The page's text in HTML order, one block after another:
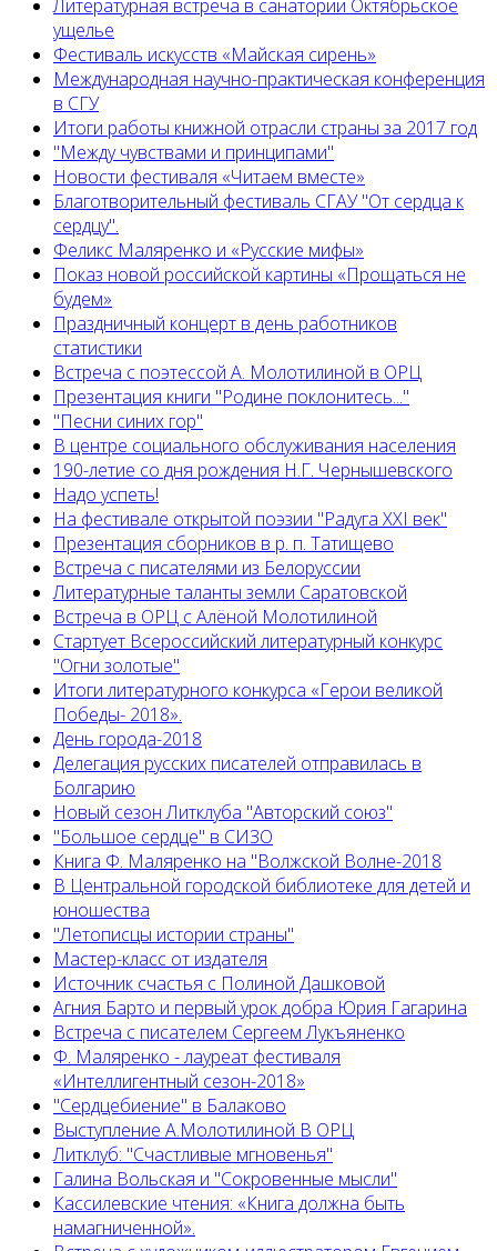
Литературная встреча в санатории Октябрьское
ущелье
Фестиваль искусств «Майская сирень»
Международная научно-практическая конференция
в СГУ
Итоги работы книжной отрасли страны за 2017 год
"Между чувствами и принципами"
Новости фестиваля «Читаем вместе»
Благотворительный фестиваль СГАУ "От сердца к
сердцу".
Феликс Маляренко и «Русские мифы»
Показ новой российской картины «Прощаться не
будем»
Праздничный концерт в день работников
статистики
Встреча с поэтессой А. Молотилиной в ОРЦ
Презентация книги "Родине поклонитесь..."
"Песни синих гор"
В центре социального обслуживания населения
190-летие со дня рождения Н.Г. Чернышевского
Надо успеть!
На фестивале открытой поэзии "Радуга XXI век"
Презентация сборников в р. п. Татищево
Встреча с писателями из Белоруссии
Литературные таланты земли Саратовской
Встреча в ОРЦ с Алёной Молотилиной
Cтартует Всероссийский литературный конкурс
"Огни золотые"
Итоги литературного конкурса «Герои великой
Победы- 2018».
День города-2018
Делегация русских писателей отправилась в
Болгарию
Новый сезон Литклуба "Авторский союз"
"Большое сердце" в СИЗО
Книга Ф. Маляренко на "Волжской Волне-2018
В Центральной городской библиотеке для детей и
юношества
"Летописцы истории страны"
Мастер-класс от издателя
Источник счастья с Полиной Дашковой
Агния Барто и первый урок добра Юрия Гагарина
Встреча с писателем Сергеем Лукъяненко
Ф. Маляренко - лауреат фестиваля
«Интеллигентный сезон-2018»
"Сердцебиение" в Балаково
Выступление А.Молотилиной В ОРЦ
Литклуб: "Счастливые мгновенья"
Галина Вольская и "Сокровенные мысли"
Кассилевские чтения: «Книга должна быть
намагниченной».